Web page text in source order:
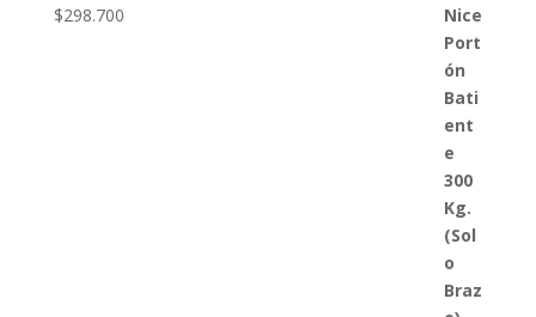
$298.700